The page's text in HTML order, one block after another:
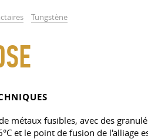
Tungstène
métaux fusibles, avec des
et le point de fusion de l'alliage